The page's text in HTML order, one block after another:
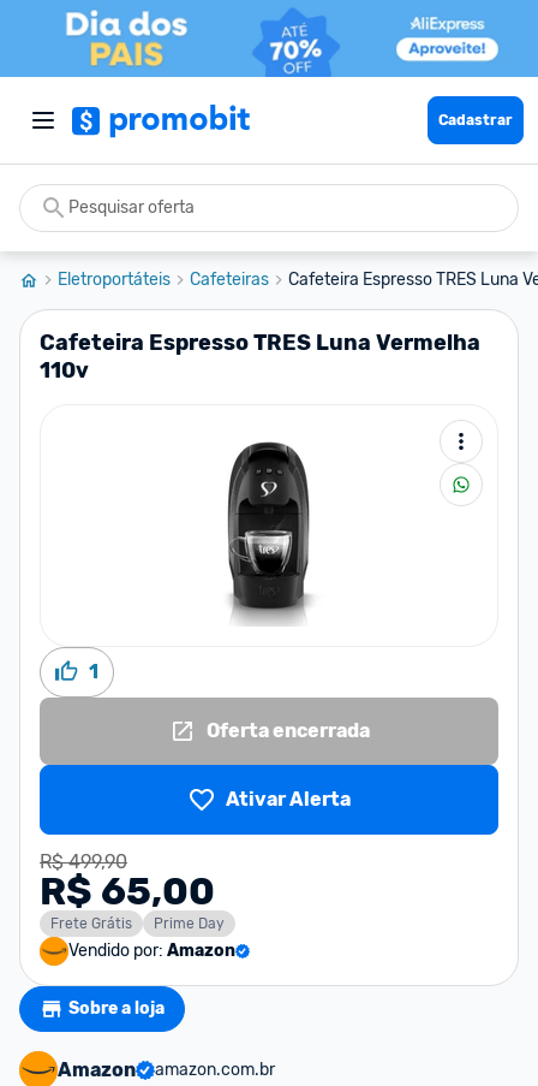
Cadastrar
Eletroportáteis Cafeteiras Cafeteira Espresso TRES Luna
Cafeteira Espresso TRES Luna Vermelha
110v
1
Oferta encerrada
Ativar Alerta
R$ 499,90
R$ 65,00
Frete Grátis Prime Day
Vendido por: Amazon
Sobre a loja
Amazon
amazon.com.br